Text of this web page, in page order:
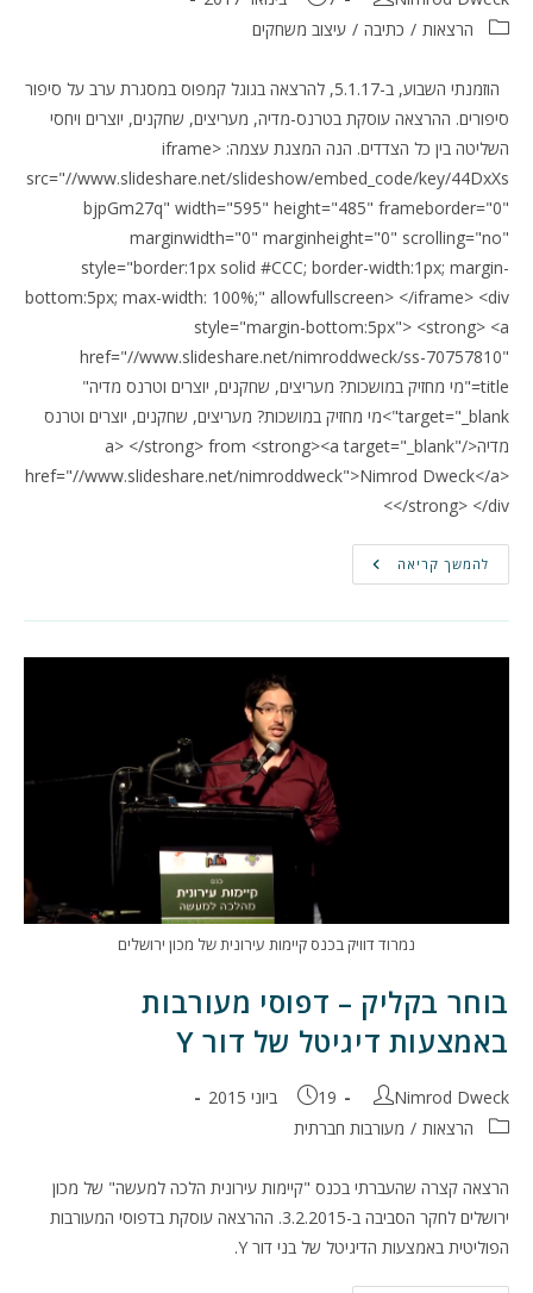
קטגוריה:הרצאות / כתיבה / עיצוב משחקים
הוזמנתי השבוע, ב-5.1.17, להרצאה בגוגל קמפוס במסגרת ערב על סיפור
סיפורים. ההרצאה עוסקת בטרנס-מדיה, מעריצים, שחקנים, יוצרים ויחסי
השליטה בין כל הצדדים. הנה המצגת עצמה: <iframe
src="//www.slideshare.net/slideshow/embed_code/key/44DxXs
bjpGm27q" width="595" height="485" frameborder="0"
marginwidth="0" marginheight="0" scrolling="no"
style="border:1px solid #CCC; border-width:1px; margin-
bottom:5px; max-width: 100%;" allowfullscreen> </iframe> <div
style="margin-bottom:5px"> <strong> <a
href="//www.slideshare.net/nimroddweck/ss-70757810"
title="מי מחזיק במושכות? מעריצים, שחקנים, יוצרים וטרנס מדיה"
target="_blank">מי מחזיק במושכות? מעריצים, שחקנים, יוצרים וטרנס
מדיה</a> </strong> from <strong><a target="_blank"
href="//www.slideshare.net/nimroddweck">Nimrod Dweck</a>
</strong> </div>
להמשך קריאה
מחזיק
יוצרים
נמרוד דוויק בכנס קיימות עירונית של מכון ירושלים
בוחר בקליק – דפוסי מעורבות
באמצעות דיגיטל של דור Y
מחבר:
Nimrod Dweck פורסם:
19 ביוני 2015
קטגוריה:הרצאות / מעורבות חברתית
הרצאה קצרה שהעברתי בכנס "קיימות עירונית הלכה למעשה" של מכון
ירושלים לחקר הסביבה ב-3.2.2015. ההרצאה עוסקת בדפוסי המעורבות
הפוליטית באמצעות הדיגיטל של בני דור Y.